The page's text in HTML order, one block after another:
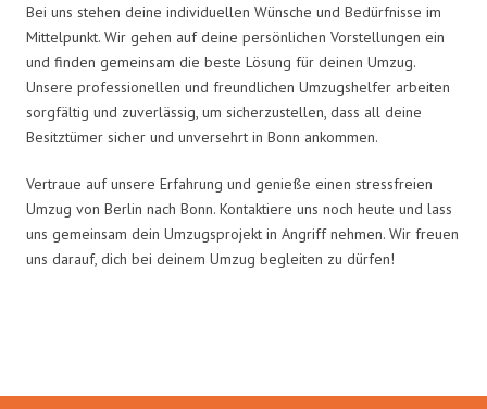
Bei uns stehen deine individuellen Wünsche und Bedürfnisse im
Mittelpunkt. Wir gehen auf deine persönlichen Vorstellungen ein
und finden gemeinsam die beste Lösung für deinen Umzug.
Unsere professionellen und freundlichen Umzugshelfer arbeiten
sorgfältig und zuverlässig, um sicherzustellen, dass all deine
Besitztümer sicher und unversehrt in Bonn ankommen.
Vertraue auf unsere Erfahrung und genieße einen stressfreien
Umzug von Berlin nach Bonn. Kontaktiere uns noch heute und lass
uns gemeinsam dein Umzugsprojekt in Angriff nehmen. Wir freuen
uns darauf, dich bei deinem Umzug begleiten zu dürfen!